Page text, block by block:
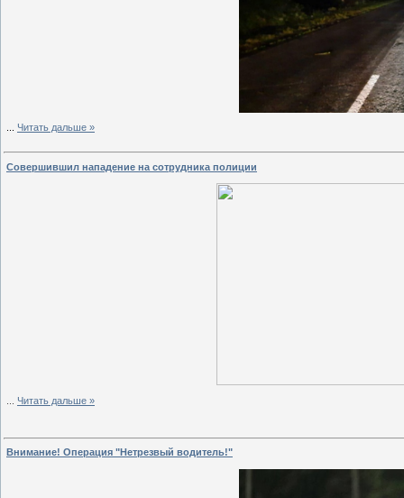
Читать дальше »
Совершившил нападение на сотрудника полиции
Читать дальше »
Внимание! Операция "Нетрезвый водитель!"